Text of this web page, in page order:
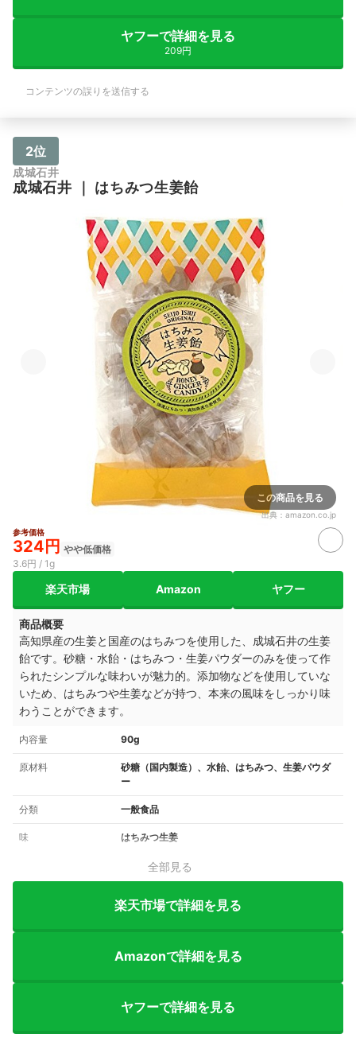
ヤフーで詳細を見る
209円
コンテンツの誤りを送信する
2位
成城石井
成城石井 はちみつ生姜飴
この商品を見る
出典： amazon.co.jp
参考価格
324円 やや低価格
3.6円 / 1g
楽天市場 Amazon ヤフー
商品概要
高知県産の生姜と国産のはちみつを使用した、成城石井の生姜
飴です。砂糖・水飴・はちみつ・生姜パウダーのみを使って作
られたシンプルな味わいが魅力的。添加物などを使用していな
いため、はちみつや生姜などが持つ、本来の風味をしっかり味
わうことができます。
内容量 90g
原材料
砂糖（国内製造）、水飴、はちみつ、生姜パウダ
ー
分類 一般食品
味 はちみつ生姜
全部見る
楽天市場で詳細を見る
Amazonで詳細を見る
ヤフーで詳細を見る